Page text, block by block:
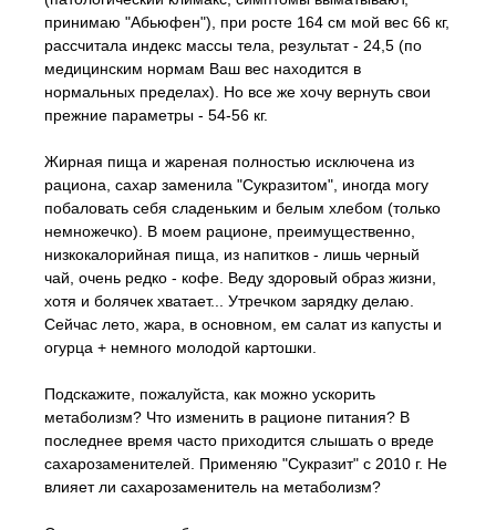
принимаю "Абьюфен"), при росте 164 см мой вес 66 кг,
рассчитала индекс массы тела, результат - 24,5 (по
медицинским нормам Ваш вес находится в
нормальных пределах). Но все же хочу вернуть свои
прежние параметры - 54-56 кг.
Жирная пища и жареная полностью исключена из
рациона, сахар заменила "Сукразитом", иногда могу
побаловать себя сладеньким и белым хлебом (только
немножечко). В моем рационе, преимущественно,
низкокалорийная пища, из напитков - лишь черный
чай, очень редко - кофе. Веду здоровый образ жизни,
хотя и болячек хватает... Утречком зарядку делаю.
Сейчас лето, жара, в основном, ем салат из капусты и
огурца + немного молодой картошки.
Подскажите, пожалуйста, как можно ускорить
метаболизм? Что изменить в рационе питания? В
последнее время часто приходится слышать о вреде
сахарозаменителей. Применяю "Сукразит" с 2010 г. Не
влияет ли сахарозаменитель на метаболизм?